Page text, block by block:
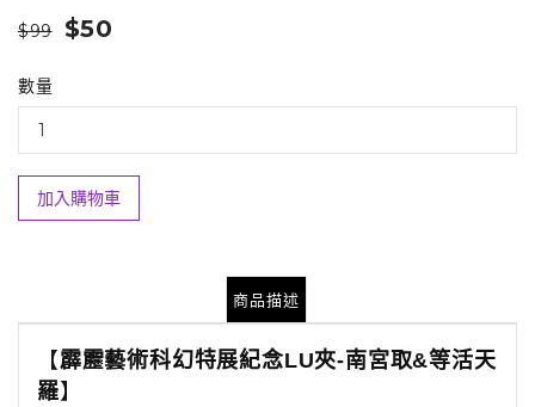
$99 $50
數量
加入購物車
商品描述
【霹靂藝術科幻特展紀念LU夾-南宮取&等活天
羅】